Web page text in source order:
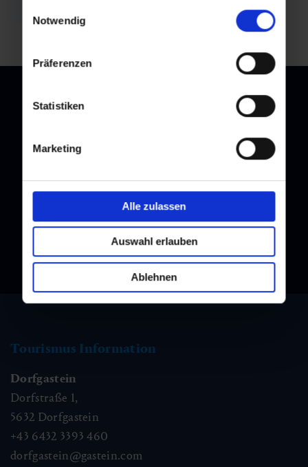
Nutzung der Dienste gesammelt haben.
Notwendig
Präferenzen
Statistiken
Marketing
Alle zulassen
Auswahl erlauben
Ablehnen
Melden Sie sich bei unserem Newsletter an, und bleiben Sie
immer am Laufenden!
Tourismus Information
Dorfgastein
Dorfstraße 1,
5632 Dorfgastein
+43 6432 3393 460
dorfgastein@gastein.com